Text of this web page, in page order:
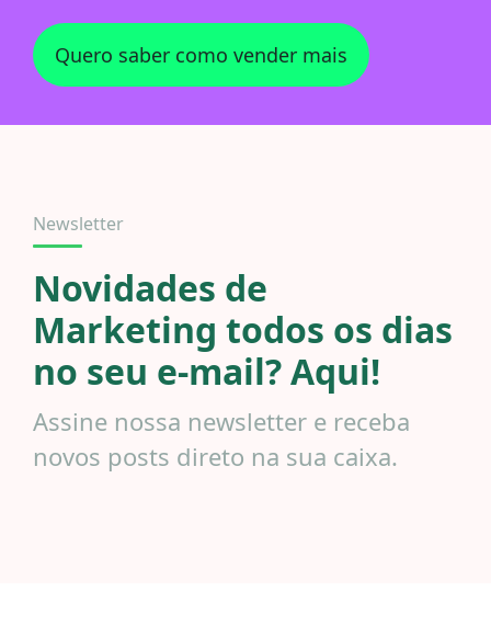
Quero saber como vender mais
Newsletter
Novidades de
Marketing todos os dias
no seu e-mail? Aqui!
Assine nossa newsletter e receba
novos posts direto na sua caixa.